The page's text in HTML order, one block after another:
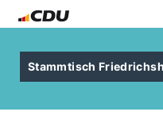
Stammtisch